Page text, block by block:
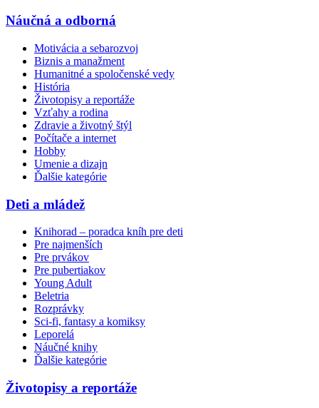
Náučná a odborná
Motivácia a sebarozvoj
Biznis a manažment
Humanitné a spoločenské vedy
História
Životopisy a reportáže
Vzťahy a rodina
Zdravie a životný štýl
Počítače a internet
Hobby
Umenie a dizajn
Ďalšie kategórie
Deti a mládež
Knihorad – poradca kníh pre deti
Pre najmenších
Pre prvákov
Pre pubertiakov
Young Adult
Beletria
Rozprávky
Sci-fi, fantasy a komiksy
Leporelá
Náučné knihy
Ďalšie kategórie
Životopisy a reportáže